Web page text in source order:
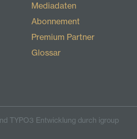
Mediadaten
Abonnement
Premium Partner
Glossar
TYPO3 Entwicklung durch igroup